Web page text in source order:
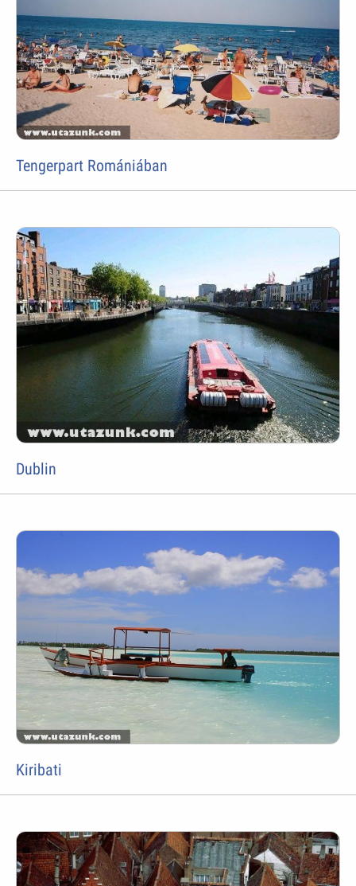
Tengerpart Romániában
Dublin
Kiribati